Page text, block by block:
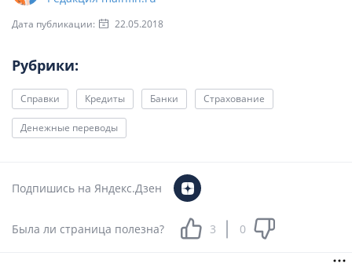
Дата публикации: 22.05.2018
Рубрики:
Справки Кредиты Банки Страхование
Денежные переводы
Подпишись на Яндекс.Дзен
Была ли страница полезна? 3 0